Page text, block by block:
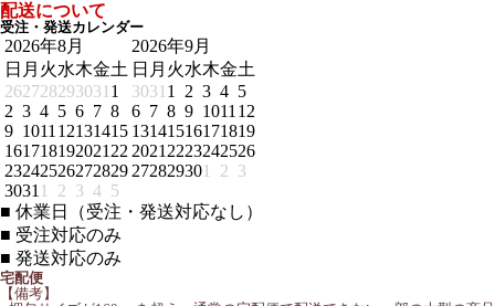
配送について
受注・発送カレンダー
2026年8月
日 月 火水木金土
262728293031 1
2 3 4 5 6 7 8
9 1011 12131415
161718192021 22
23242526272829
3031 1 2 3 4 5
2026年9月
日 月 火水木金土
3031 1 2 3 4 5
6 7 8 9 1011 12
13141516171819
2021 2223242526
272829301 2 3
■ 休業日（受注・発送対応なし）
■ 受注対応のみ
■ 発送対応のみ
宅配便
【備考】